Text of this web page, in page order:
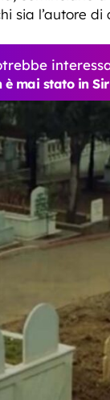
sia l’autore
è mai stato in